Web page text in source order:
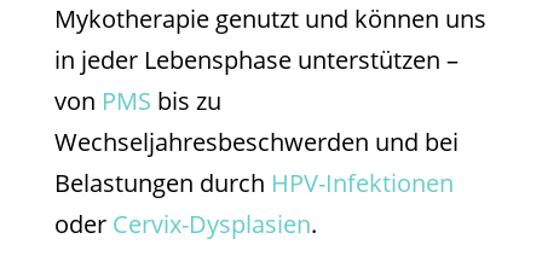
Mykotherapie genutzt und können uns
in jeder Lebensphase unterstützen –
von PMS bis zu
Wechseljahresbeschwerden und bei
Belastungen durch HPV-Infektionen
oder Cervix-Dysplasien.